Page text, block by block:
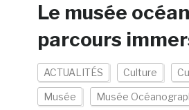
Le musée
parcours
ACTUALITÉS Culture
Musée Musée